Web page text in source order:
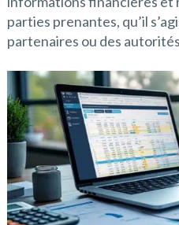
parties prenantes, qu’il
partenaires ou des